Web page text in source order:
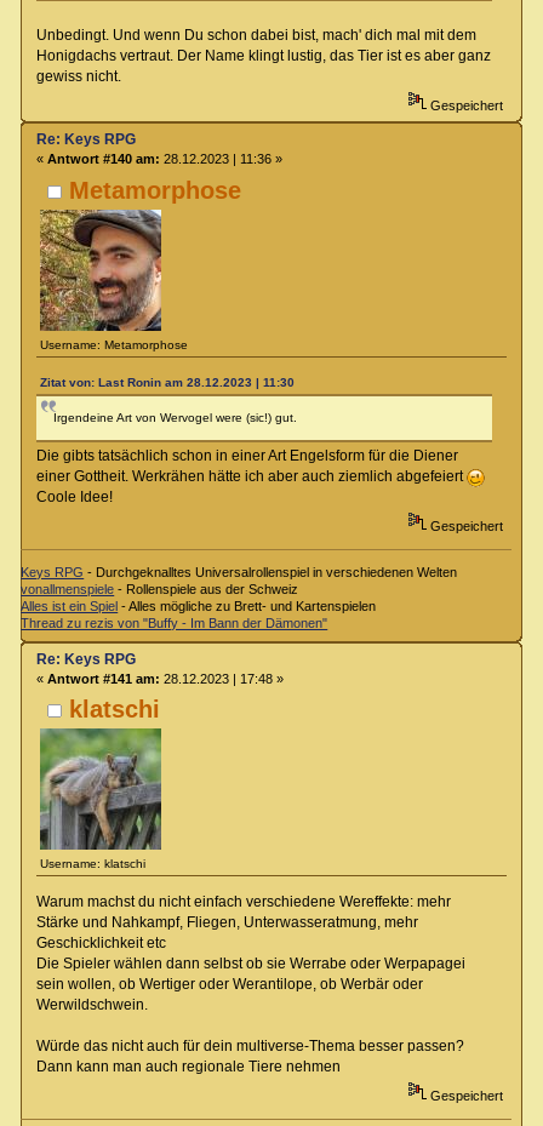
Unbedingt. Und wenn Du schon dabei bist, mach' dich mal mit dem
Honigdachs vertraut. Der Name klingt lustig, das Tier ist es aber ganz
gewiss nicht.
Gespeichert
Metamorphose
Username: Metamorphose
Re: Keys RPG
« Antwort #140 am: 28.12.2023 | 11:36 »
Zitat von: Last Ronin am 28.12.2023 | 11:30
Irgendeine Art von Wervogel were (sic!) gut.
Die gibts tatsächlich schon in einer Art Engelsform für die Diener
einer Gottheit. Werkrähen hätte ich aber auch ziemlich abgefeiert
Coole Idee!
Gespeichert
Keys RPG - Durchgeknalltes Universalrollenspiel in verschiedenen Welten
vonallmenspiele - Rollenspiele aus der Schweiz
Alles ist ein Spiel - Alles mögliche zu Brett- und Kartenspielen
Thread zu rezis von "Buffy - Im Bann der Dämonen"
klatschi
Username: klatschi
Re: Keys RPG
« Antwort #141 am: 28.12.2023 | 17:48 »
Warum machst du nicht einfach verschiedene Wereffekte: mehr
Stärke und Nahkampf, Fliegen, Unterwasseratmung, mehr
Geschicklichkeit etc
Die Spieler wählen dann selbst ob sie Werrabe oder Werpapagei
sein wollen, ob Wertiger oder Werantilope, ob Werbär oder
Werwildschwein.
Würde das nicht auch für dein multiverse-Thema besser passen?
Dann kann man auch regionale Tiere nehmen
Gespeichert